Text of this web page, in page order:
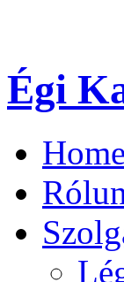
Égi
Home